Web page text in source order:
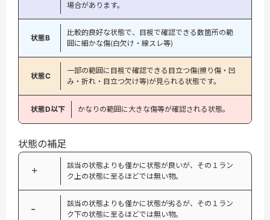
場合があります。
状態B
比較的良好な状態で、目視で確認できる数箇所の範
囲に細かな傷(白欠け・線スレ等)
状態C
一部の範囲に目視で確認できる目立つ傷(擦り傷・凹
み・折れ・目立つ欠け等)が見られる状態です。
状態D以下 かなりの範囲に大きな傷等が確認される状態。
状態の補足
＋
該当の状態よりも僅かに状態が良いが、その１ラン
ク上の状態に至るほどでは無い物。
−
該当の状態よりも僅かに状態が劣るが、その１ラン
ク下の状態に至るほどでは無い物。